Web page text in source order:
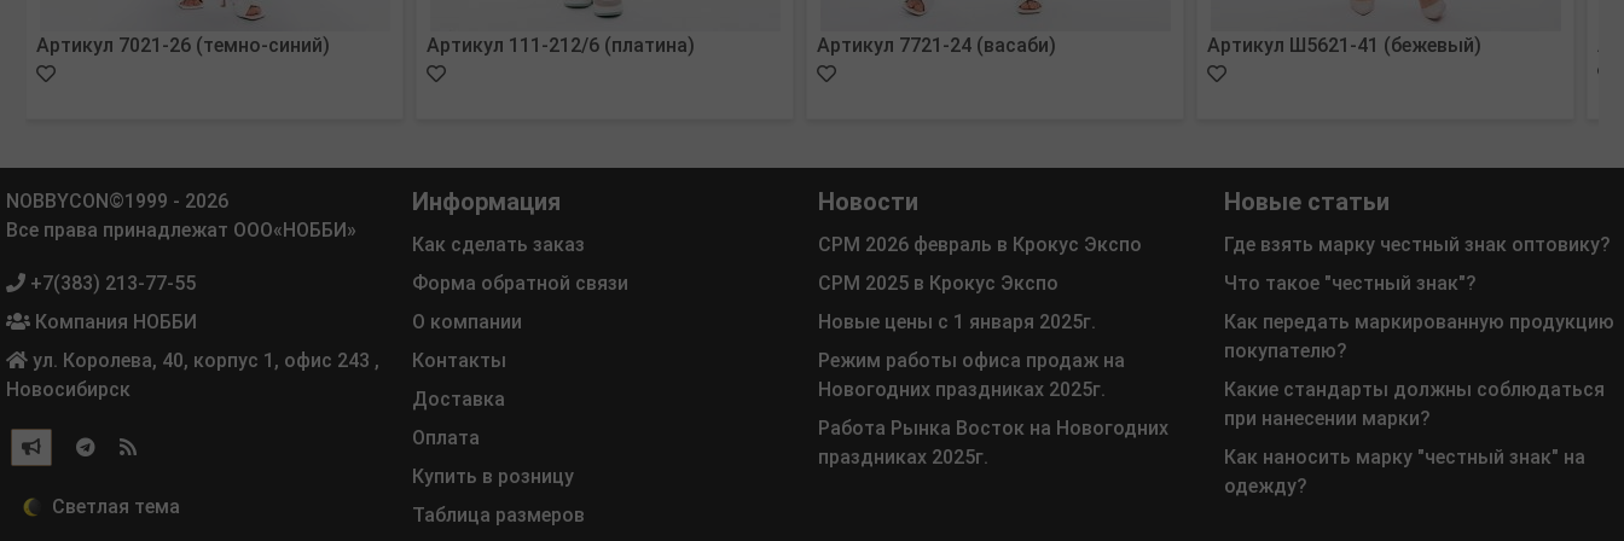
Артикул 7021-26 (темно-синий) Артикул 111-212/6 (платина) Артикул 7721-24 (васаби) Артикул Ш5621-41 (бежевый)
NOBBYCON©1999 - 2026
Все права принадлежат ООО«НОББИ»
+7(383) 213-77-55
Компания НОББИ
ул. Королева, 40, корпус 1, офис 243 ,
Новосибирск
Информация
Как сделать заказ
Форма обратной связи
О компании
Контакты
Доставка
Оплата
Купить в розницу
Таблица размеров
Новости
СРМ 2026 февраль в Крокус Экспо
СРМ 2025 в Крокус Экспо
Новые цены с 1 января 2025г.
Режим работы офиса продаж на
Новогодних праздниках 2025г.
Работа Рынка Восток на Новогодних
праздниках 2025г.
Новые статьи
Где взять марку честный знак оптовику?
Что такое "честный знак"?
Как передать маркированную продукцию
покупателю?
Какие стандарты должны соблюдаться
при нанесении марки?
Как наносить марку "честный знак" на
одежду?